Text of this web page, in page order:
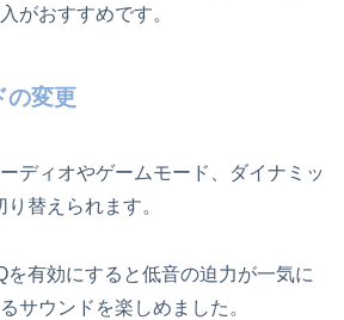
がおすすめです。
の変更
ディオやゲームモード、ダイナミッ
替えられます。
を有効にすると低音の迫力が一気に
サウンドを楽しめました。